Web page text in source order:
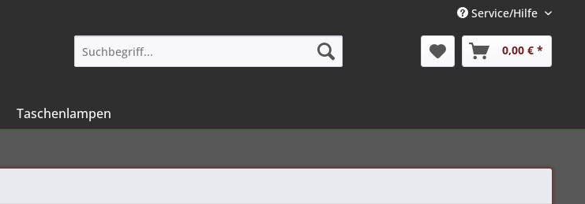
Service/Hilfe
0,00 € *
Taschenlampen